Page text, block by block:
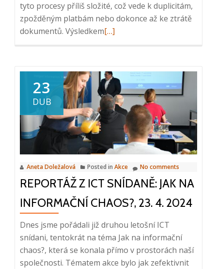
tyto procesy příliš složité, což vede k duplicitám,
zpožděným platbám nebo dokonce až ke ztrátě
dokumentů. VýsledkemRead
Efektivní
procesování
faktur,
12.
2024,
10:00
–
10:20
[…]
23
DUB
Aneta Doležalová Posted in Akce No comments
REPORTÁŽ Z ICT SNÍDANĚ: JAK NA
INFORMAČNÍ CHAOS?, 23. 4. 2024
Dnes jsme pořádali již druhou letošní ICT
snídani, tentokrát na téma Jak na informační
chaos?, která se konala přímo v prostorách naší
společnosti. Tématem akce bylo jak zefektivnit